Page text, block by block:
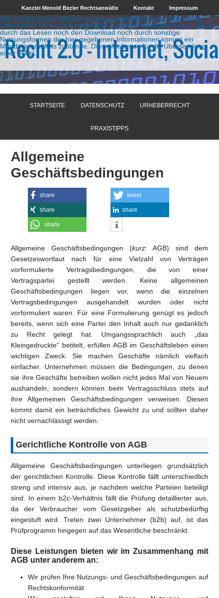
Kanzlei Menold Bezler Rechtsanwälte Kontakt Impressum
Alle Inhalte dieser Website dienen ausschließlich der allgemeinen
Information. Es handelt sich hierbei um keine Rechtsberatung. Weder
durch das Lesen noch den Download noch durch sonstige
Nutzungsformen der hier gegebenen Informationen kommt ein
Mandatsverhältnis zustande. Dies gilt ebenso für die Übersendung
einer eMail.
STARTSEITE DATENSCHUTZ URHEBERRECHT
PRAXISTIPPS
Allgemeine
Geschäftsbedingungen
share tweet
share share
share
Allgemeine Geschäftsbedingungen (kurz:AGB) sind dem
Gesetzeswortlaut nach für eine Vielzahl von Verträgen
vorformulierte Vertragsbedingungen, die von einer
Vertragspartei gestellt werden. Keine allgemeinen
Geschäftsbedingungen liegen vor, wenn die einzelnen
Vertragsbedingungen ausgehandelt wurden oder nicht
vorformuliert waren. Für eine Formulierung genügt es jedoch
bereits, wenn sich eine Partei den Inhalt auch nur gedanklich
zu Recht gelegt hat. Umgangssprachlich auch „das
Kleingedruckte“ betitelt, erfüllen AGB im Geschäftsleben einen
wichtigen Zweck. Sie machen Geschäfte nämlich vielfach
einfacher. Unternehmen müssen die Bedingungen, zu denen
sie ihre Geschäfte betreiben wollen nicht jedes Mal von Neuem
aushandeln, sondern können beim Vertragsschluss stets auf
ihre Allgemeinen Geschäftsbedingungen verweisen. Diesen
kommt damit ein beträchtliches Gewicht zu und sollten daher
nicht vernachlässigt werden.
Gerichtliche Kontrolle von AGB
Allgemeine Geschäftsbedingungen unterliegen grundsätzlich
der gerichtlichen Kontrolle. Diese Kontrolle fällt unterschiedlich
streng und intensiv aus, je nachdem welche Parteien beteiligt
sind. In einem b2c-Verhältnis fällt die Prüfung detaillierter aus,
da der Verbraucher vom Gesetzgeber als schutzbedürftig
eingestuft wird. Treten zwei Unternehmer (b2b) auf, ist das
Prüfprogramm hingegen auf das Wesentliche beschränkt.
Diese Leistungen bieten wir im Zusammenhang mit
AGB unter anderem an:
Wir prüfen Ihre Nutzungs- und Geschäftsbedingungen auf
Rechtskonformität